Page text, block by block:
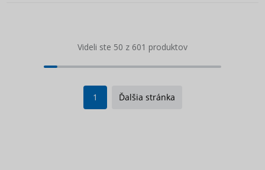
Videli ste 50 z 601 produktov
1 Ďalšia stránka